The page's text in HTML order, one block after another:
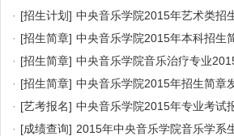
· [招生计划] 中央音乐学院2015年艺术类招
· [招生简章] 中央音乐学院2015年本科招生
· [招生简章] 中央音乐学院音乐治疗专业
· [招生简章] 中央音乐学院2015年招生简章
· [艺考报名] 中央音乐学院2015年专业考试
· [成绩查询] 2015年中央音乐学院音乐学系